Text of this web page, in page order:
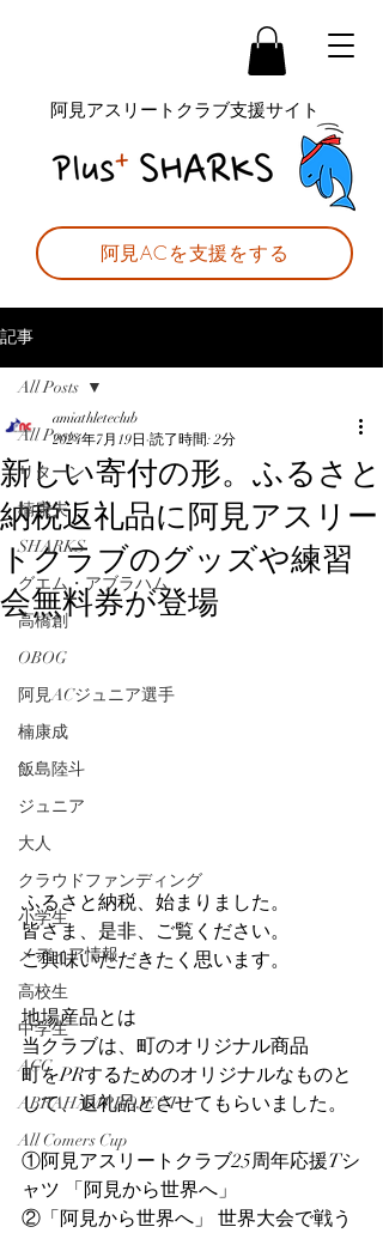
阿見アスリートクラブ支援サイト
阿見ACを支援をする
記事
All Posts
リターン
楠康夫
SHARKS
グエム・アブラハム
高橋創
OBOG
阿見ACジュニア選手
楠康成
飯島陸斗
ジュニア
大人
クラウドファンディング
小学生
メディア情報
高校生
中学生
ACC
ABRAHAMPROJECT
All Comers Cup
All Posts
新しい寄付の形。ふるさと
納税返礼品に阿見アスリー
トクラブのグッズや練習
会無料券が登場
amiathleteclub
2024年7月19日 読了時間: 2分
ふるさと納税、始まりました。
皆さま、是非、ご覧ください。
ご興味いただきたく思います。
地場産品とは
当クラブは、町のオリジナル商品
町をPRするためのオリジナルなものと
して、返礼品とさせてもらいました。
①阿見アスリートクラブ25周年応援Tシ
ャツ 「阿見から世界へ」
②「阿見から世界へ」 世界大会で戦う